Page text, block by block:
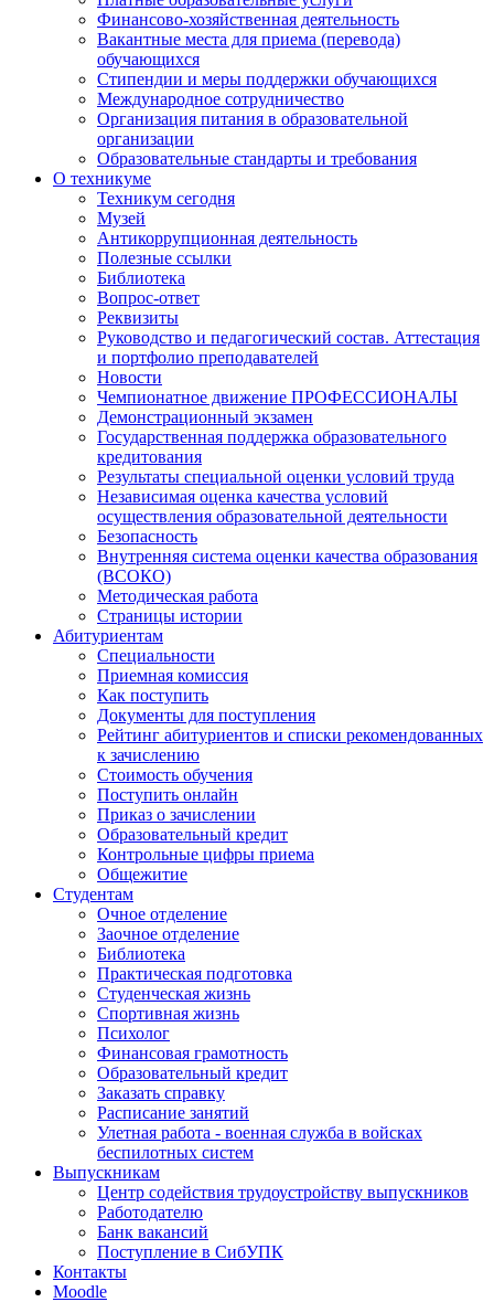
Финансово-хозяйственная деятельность
Вакантные места для приема (перевода)
обучающихся
Стипендии и меры поддержки обучающихся
Международное сотрудничество
Организация питания в образовательной
организации
Образовательные стандарты и требования
О техникуме
Техникум сегодня
Музей
Антикоррупционная деятельность
Полезные ссылки
Библиотека
Вопрос-ответ
Реквизиты
Руководство и педагогический состав. Аттестация
и портфолио преподавателей
Новости
Чемпионатное движение ПРОФЕССИОНАЛЫ
Демонстрационный экзамен
Государственная поддержка образовательного
кредитования
Результаты специальной оценки условий труда
Независимая оценка качества условий
осуществления образовательной деятельности
Безопасность
Внутренняя система оценки качества образования
(ВСОКО)
Методическая работа
Страницы истории
Абитуриентам
Специальности
Приемная комиссия
Как поступить
Документы для поступления
Рейтинг абитуриентов и списки рекомендованных
к зачислению
Стоимость обучения
Поступить онлайн
Приказ о зачислении
Образовательный кредит
Контрольные цифры приема
Общежитие
Студентам
Очное отделение
Заочное отделение
Библиотека
Практическая подготовка
Студенческая жизнь
Спортивная жизнь
Психолог
Финансовая грамотность
Образовательный кредит
Заказать справку
Расписание занятий
Улетная работа - военная служба в войсках
беспилотных систем
Выпускникам
Центр содействия трудоустройству выпускников
Работодателю
Банк вакансий
Поступление в СибУПК
Контакты
Moodle